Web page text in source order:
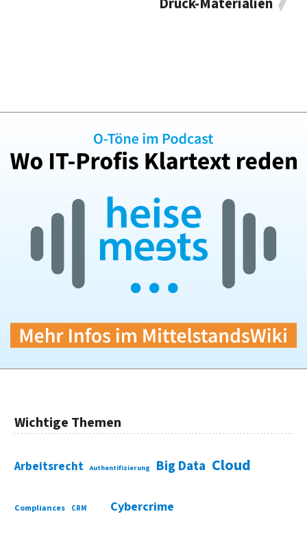
Wichtige Themen
Arbeitsrecht Authentifizierung Big Data Cloud
Compliances CRM Cybercrime